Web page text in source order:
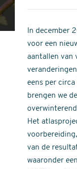
In december
voor een
aantallen van
eens per
brengen we
Het
van de
waaronder